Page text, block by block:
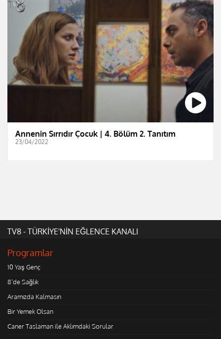
Annenin Sırrıdır Çocuk | 4. Bölüm 2. Tanıtım
23/04/2022
TV8 - TÜRKİYE'NİN EĞLENCE KANALI
Programlar
10 Yaş Genç
8'de Sağlık
Aramızda Kalmasın
Bir Yemek Olsan
Caner Taslaman ile Aklımdaki Sorular